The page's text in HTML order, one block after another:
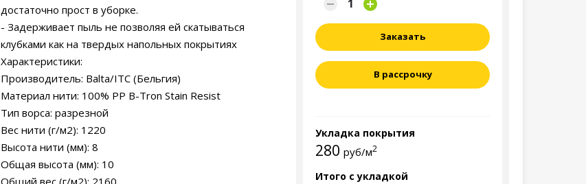
Заказать
В рассрочку
Укладка покрытия
280 руб/м2
Итого с укладкой
достаточно прост в уборке.
- Задерживает пыль не позволяя ей скатываться
клубками как на твердых напольных покрытиях
Характеристики:
Производитель: Balta/ITC (Бельгия)
Материал нити: 100% PP B-Tron Stain Resist
Тип ворса: разрезной
Вес нити (г/м2): 1220
Высота нити (мм): 8
Общая высота (мм): 10
Общий вес (г/м2): 2160